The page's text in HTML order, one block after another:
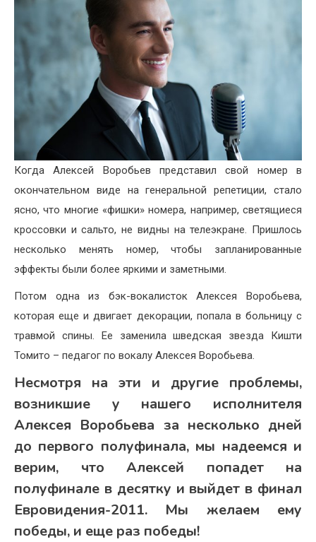
Когда Алексей Воробьев представил свой номер в
окончательном виде на генеральной репетиции, стало
ясно, что многие «фишки» номера, например, светящиеся
кроссовки и сальто, не видны на телеэкране. Пришлось
несколько менять номер, чтобы запланированные
эффекты были более яркими и заметными.
Потом одна из бэк-вокалисток Алексея Воробьева,
которая еще и двигает декорации, попала в больницу с
травмой спины. Ее заменила шведская звезда Кишти
Томито – педагог по вокалу Алексея Воробьева.
Несмотря на эти и другие проблемы,
возникшие у нашего исполнителя
Алексея Воробьева за несколько дней
до первого полуфинала, мы надеемся и
верим, что Алексей попадет на
полуфинале в десятку и выйдет в финал
Евровидения-2011. Мы желаем ему
победы, и еще раз победы!